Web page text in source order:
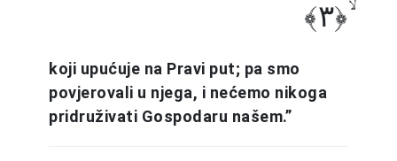
ۙ﴿۳﴾
koji upućuje na Pravi put; pa smo
povjerovali u njega, i nećemo nikoga
pridruživati Gospodaru našem.”